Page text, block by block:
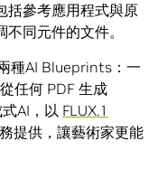
括參考應用程式與原
同元件的文件。
種AI Blueprints：一
任何 PDF 生成
AI，以 FLUX.1
提供，讓藝術家更能